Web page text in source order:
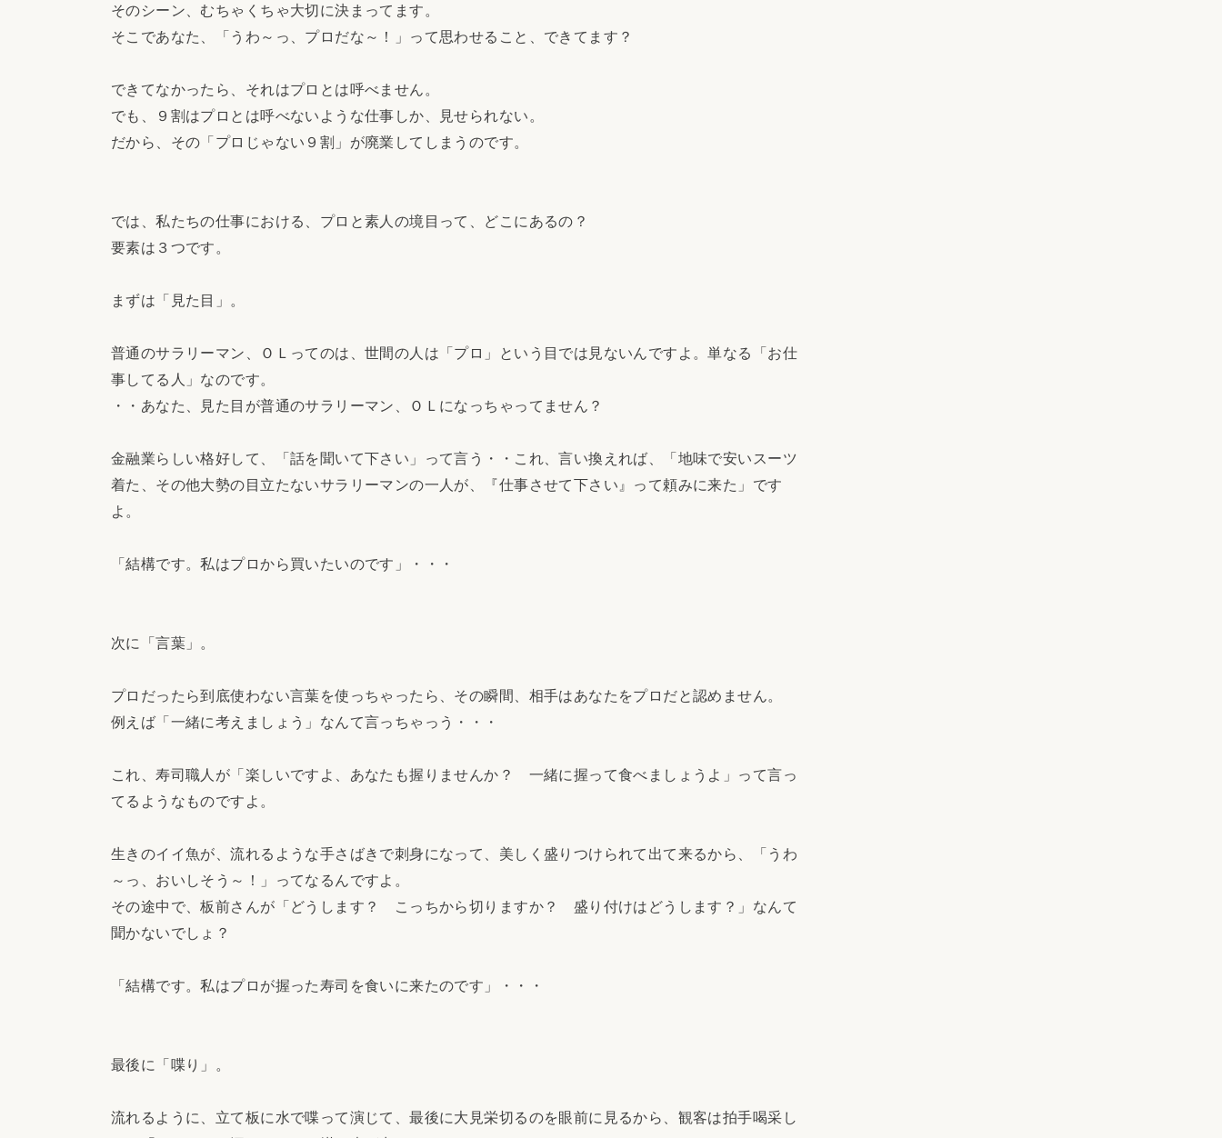
そのシーン、むちゃくちゃ大切に決まってます。
そこであなた、「うわ～っ、プロだな～！」って思わせること、できてます？
できてなかったら、それはプロとは呼べません。
でも、９割はプロとは呼べないような仕事しか、見せられない。
だから、その「プロじゃない９割」が廃業してしまうのです。
では、私たちの仕事における、プロと素人の境目って、どこにあるの？
要素は３つです。
まずは「見た目」。
普通のサラリーマン、ＯＬってのは、世間の人は「プロ」という目では見ないんですよ。単なる「お仕
事してる人」なのです。
・・あなた、見た目が普通のサラリーマン、ＯＬになっちゃってません？
金融業らしい格好して、「話を聞いて下さい」って言う・・これ、言い換えれば、「地味で安いスーツ
着た、その他大勢の目立たないサラリーマンの一人が、『仕事させて下さい』って頼みに来た」です
よ。
「結構です。私はプロから買いたいのです」・・・
次に「言葉」。
プロだったら到底使わない言葉を使っちゃったら、その瞬間、相手はあなたをプロだと認めません。
例えば「一緒に考えましょう」なんて言っちゃっう・・・
これ、寿司職人が「楽しいですよ、あなたも握りませんか？ 一緒に握って食べましょうよ」って言っ
てるようなものですよ。
生きのイイ魚が、流れるような手さばきで刺身になって、美しく盛りつけられて出て来るから、「うわ
～っ、おいしそう～！」ってなるんですよ。
その途中で、板前さんが「どうします？ こっちから切りますか？ 盛り付けはどうします？」なんて
聞かないでしょ？
「結構です。私はプロが握った寿司を食いに来たのです」・・・
最後に「喋り」。
流れるように、立て板に水で喋って演じて、最後に大見栄切るのを眼前に見るから、観客は拍手喝采し